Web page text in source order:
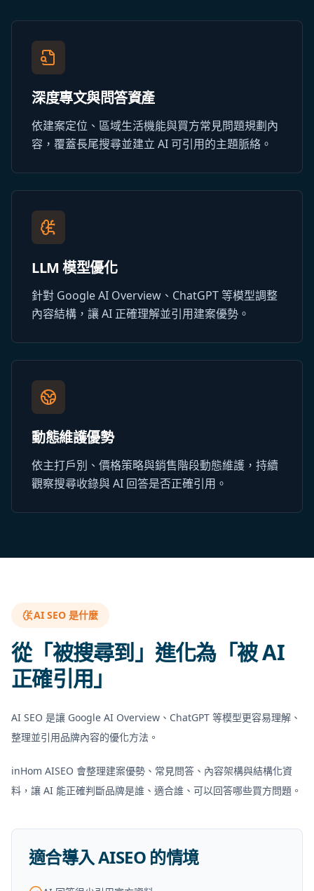
深度專文與問答資產
依建案定位、區域生活機能與買方常見問題規劃內
容，覆蓋長尾搜尋並建立 AI 可引用的主題脈絡。
LLM 模型優化
針對 Google AI Overview、ChatGPT 等模型調整
內容結構，讓 AI 正確理解並引用建案優勢。
動態維護優勢
依主打戶別、價格策略與銷售階段動態維護，持續
觀察搜尋收錄與 AI 回答是否正確引用。
AI SEO 是什麼
從「被搜尋到」進化為「被 AI
正確引用」
AI SEO 是讓 Google AI Overview、ChatGPT 等模型更容易理解、
整理並引用品牌內容的優化方法。
inHom AISEO 會整理建案優勢、常見問答、內容架構與結構化資
料，讓 AI 能正確判斷品牌是誰、適合誰、可以回答哪些買方問題。
適合導入 AISEO 的情境